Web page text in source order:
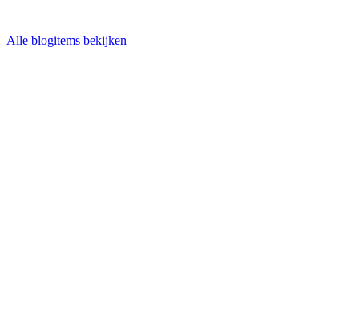
Alle blogitems bekijken